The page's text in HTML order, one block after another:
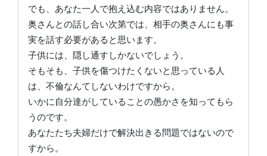
でも、あなた一人で抱え込む内容ではありません。
奥さんとの話し合い次第では、相手の奥さんにも事
実を話す必要があると思います。
子供には、隠し通すしかないでしょう。
そもそも、子供を傷つけたくないと思っている人
は、不倫なんてしないわけですから。
いかに自分達がしていることの愚かさを知ってもら
うのです。
あなたたち夫婦だけで解決出きる問題ではないので
すから。